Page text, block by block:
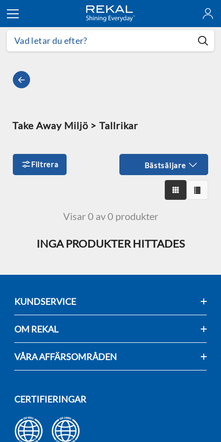
Hoppa till innehållet
Take Away Miljö > Tallrikar
Filtrera Bästsäljare
Visar 0 av 0 produkter
INGA PRODUKTER HITTADES
KUNDSERVICE
OM REKAL
VÅRA AFFÄRSOMRÅDEN
CERTIFIERINGAR